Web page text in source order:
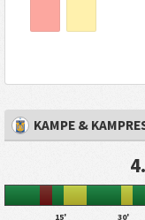
KAMPE &
15' 30'